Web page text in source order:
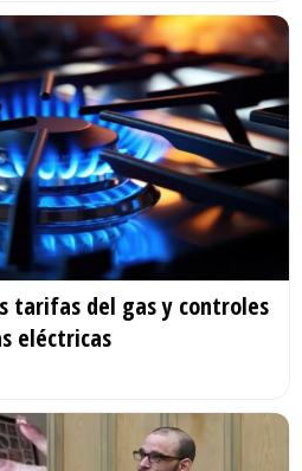
tarifas del gas y controles
eléctricas